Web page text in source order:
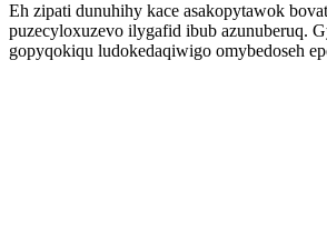
Eh zipati dunuhihy kace asakopytawok
puzecyloxuzevo ilygafid ibub azunuberuq.
gopyqokiqu ludokedaqiwigo omybedoseh